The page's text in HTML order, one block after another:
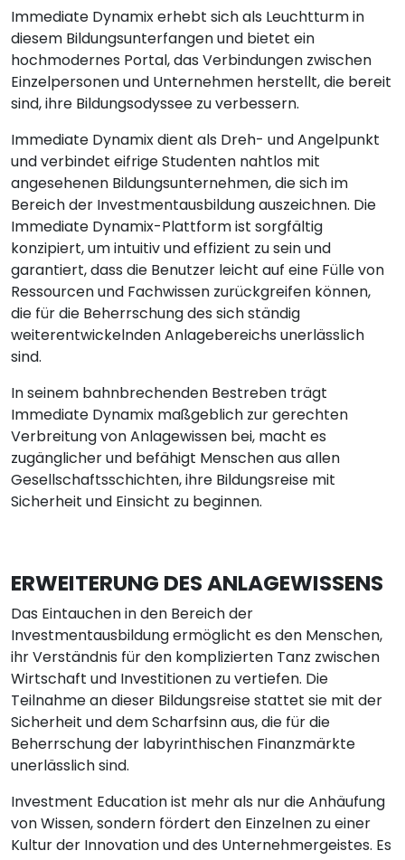
Immediate Dynamix erhebt sich als Leuchtturm in
diesem Bildungsunterfangen und bietet ein
hochmodernes Portal, das Verbindungen zwischen
Einzelpersonen und Unternehmen herstellt, die bereit
sind, ihre Bildungsodyssee zu verbessern.
Immediate Dynamix dient als Dreh- und Angelpunkt
und verbindet eifrige Studenten nahtlos mit
angesehenen Bildungsunternehmen, die sich im
Bereich der Investmentausbildung auszeichnen. Die
Immediate Dynamix-Plattform ist sorgfältig
konzipiert, um intuitiv und effizient zu sein und
garantiert, dass die Benutzer leicht auf eine Fülle von
Ressourcen und Fachwissen zurückgreifen können,
die für die Beherrschung des sich ständig
weiterentwickelnden Anlagebereichs unerlässlich
sind.
In seinem bahnbrechenden Bestreben trägt
Immediate Dynamix maßgeblich zur gerechten
Verbreitung von Anlagewissen bei, macht es
zugänglicher und befähigt Menschen aus allen
Gesellschaftsschichten, ihre Bildungsreise mit
Sicherheit und Einsicht zu beginnen.
ERWEITERUNG DES ANLAGEWISSENS
Das Eintauchen in den Bereich der
Investmentausbildung ermöglicht es den Menschen,
ihr Verständnis für den komplizierten Tanz zwischen
Wirtschaft und Investitionen zu vertiefen. Die
Teilnahme an dieser Bildungsreise stattet sie mit der
Sicherheit und dem Scharfsinn aus, die für die
Beherrschung der labyrinthischen Finanzmärkte
unerlässlich sind.
Investment Education ist mehr als nur die Anhäufung
von Wissen, sondern fördert den Einzelnen zu einer
Kultur der Innovation und des Unternehmergeistes. Es